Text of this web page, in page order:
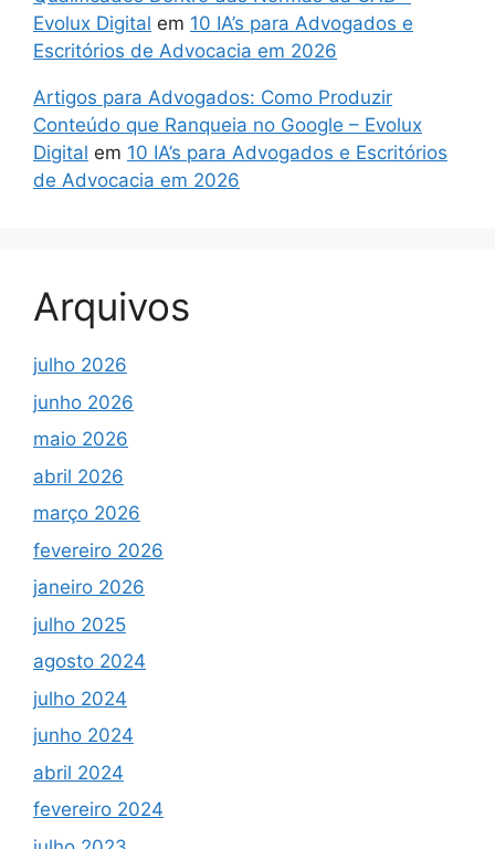
Evolux Digital em 10 IA’s para Advogados e
Escritórios de Advocacia em 2026
Artigos para Advogados: Como Produzir
Conteúdo que Ranqueia no Google – Evolux
Digital em 10 IA’s para Advogados e Escritórios
de Advocacia em 2026
Arquivos
julho 2026
junho 2026
maio 2026
abril 2026
março 2026
fevereiro 2026
janeiro 2026
julho 2025
agosto 2024
julho 2024
junho 2024
abril 2024
fevereiro 2024